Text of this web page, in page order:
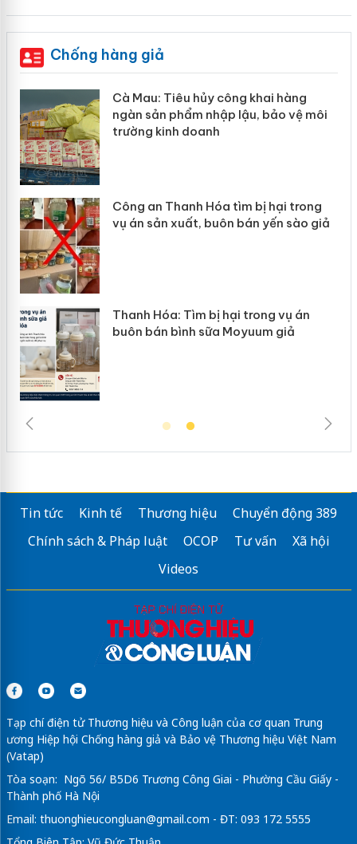
Chống hàng giả
Cà Mau: Tiêu hủy công khai hàng
ngàn sản phẩm nhập lậu, bảo vệ môi
trường kinh doanh
Công an Thanh Hóa tìm bị hại trong
vụ án sản xuất, buôn bán yến sào giả
Thanh Hóa: Tìm bị hại trong vụ án
buôn bán bình sữa Moyuum giả
Tin tức Kinh tế Thương hiệu
Chuyển động 389
Chính sách & Pháp luật
OCOP Tư vấn
Xã hội
Videos
Tạp chí điện tử Thương hiệu và Công luận của cơ quan Trung
ương Hiệp hội Chống hàng giả và Bảo vệ Thương hiệu Việt Nam
(Vatap)
Tòa soạn: Ngõ 56/ B5D6 Trương Công Giai - Phường Cầu Giấy -
Thành phố Hà Nội
Email: thuonghieucongluan@gmail.com - ĐT: 093 172 5555